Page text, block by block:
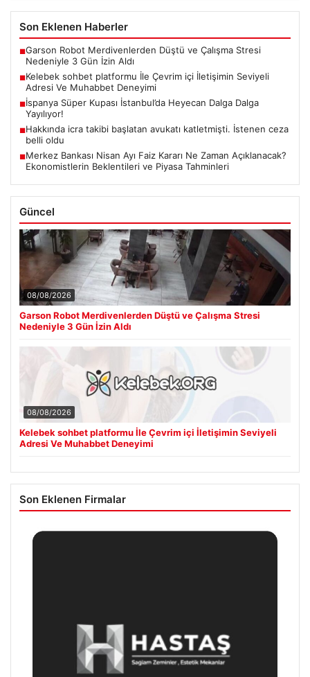
Son Eklenen Haberler
■Garson Robot Merdivenlerden Düştü ve Çalışma Stresi
Nedeniyle 3 Gün İzin Aldı
■Kelebek sohbet platformu İle Çevrim içi İletişimin Seviyeli
Adresi Ve Muhabbet Deneyimi
■İspanya Süper Kupası İstanbul’da Heyecan Dalga Dalga
Yayılıyor!
■Hakkında icra takibi başlatan avukatı katletmişti. İstenen ceza
belli oldu
■Merkez Bankası Nisan Ayı Faiz Kararı Ne Zaman Açıklanacak?
Ekonomistlerin Beklentileri ve Piyasa Tahminleri
Güncel
08/08/2026
Garson Robot Merdivenlerden Düştü ve Çalışma Stresi
Nedeniyle 3 Gün İzin Aldı
08/08/2026
Kelebek sohbet platformu İle Çevrim içi İletişimin Seviyeli
Adresi Ve Muhabbet Deneyimi
Son Eklenen Firmalar